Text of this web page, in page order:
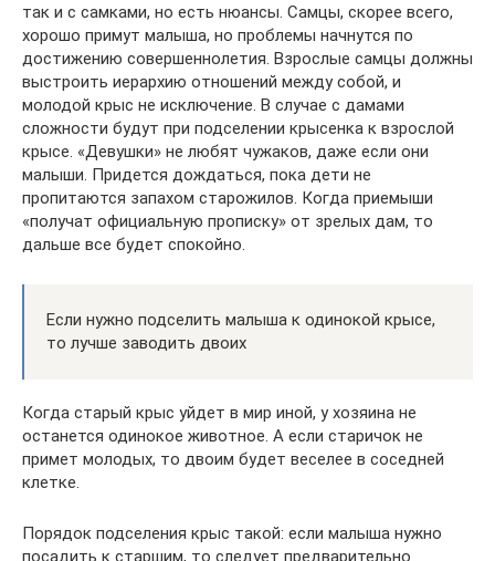
так и с самками, но есть нюансы. Самцы, скорее всего,
хорошо примут малыша, но проблемы начнутся по
достижению совершеннолетия. Взрослые самцы должны
выстроить иерархию отношений между собой, и
молодой крыс не исключение. В случае с дамами
сложности будут при подселении крысенка к взрослой
крысе. «Девушки» не любят чужаков, даже если они
малыши. Придется дождаться, пока дети не
пропитаются запахом старожилов. Когда приемыши
«получат официальную прописку» от зрелых дам, то
дальше все будет спокойно.
Если нужно подселить малыша к одинокой крысе,
то лучше заводить двоих
Когда старый крыс уйдет в мир иной, у хозяина не
останется одинокое животное. А если старичок не
примет молодых, то двоим будет веселее в соседней
клетке.
Порядок подселения крыс такой: если малыша нужно
посадить к старшим, то следует предварительно